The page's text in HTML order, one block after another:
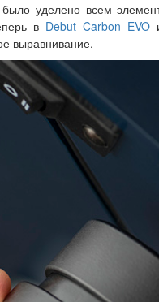
уделено всем
в Debut Carbon EVO
выравнивание.